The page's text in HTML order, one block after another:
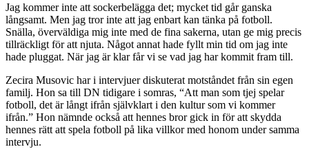
Jag kommer inte att sockerbelägga det; mycket tid går ganska
långsamt. Men jag tror inte att jag enbart kan tänka på fotboll.
Snälla, överväldiga mig inte med de fina sakerna, utan ge mig precis
tillräckligt för att njuta. Något annat hade fyllt min tid om jag inte
hade pluggat. När jag är klar får vi se vad jag har kommit fram till.
Zecira Musovic har i intervjuer diskuterat motståndet från sin egen
familj. Hon sa till DN tidigare i somras, “Att man som tjej spelar
fotboll, det är långt ifrån självklart i den kultur som vi kommer
ifrån.” Hon nämnde också att hennes bror gick in för att skydda
hennes rätt att spela fotboll på lika villkor med honom under samma
intervju.